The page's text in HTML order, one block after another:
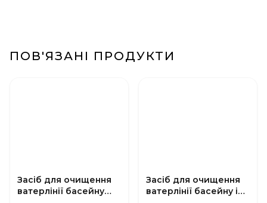
ПОВ'ЯЗАНІ ПРОДУКТИ
Засіб для очищення
ватерлінії басейну
Засіб для очищення
ватерлінії басейну і